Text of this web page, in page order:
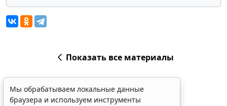
Показать все материалы
Мы обрабатываем локальные данные
браузера и используем инструменты